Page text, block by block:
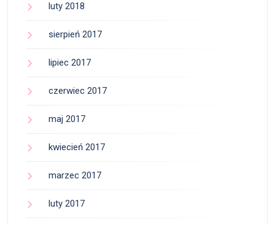
luty 2018
sierpień 2017
lipiec 2017
czerwiec 2017
maj 2017
kwiecień 2017
marzec 2017
luty 2017